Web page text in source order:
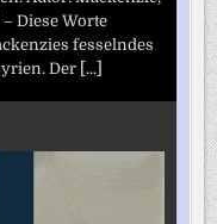
Diese Worte
fesselndes
Der [...]